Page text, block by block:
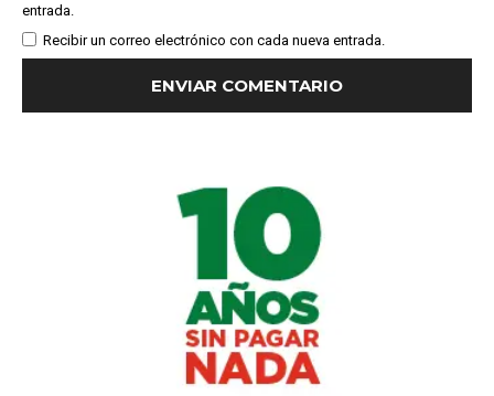
entrada.
Recibir un correo electrónico con cada nueva entrada.